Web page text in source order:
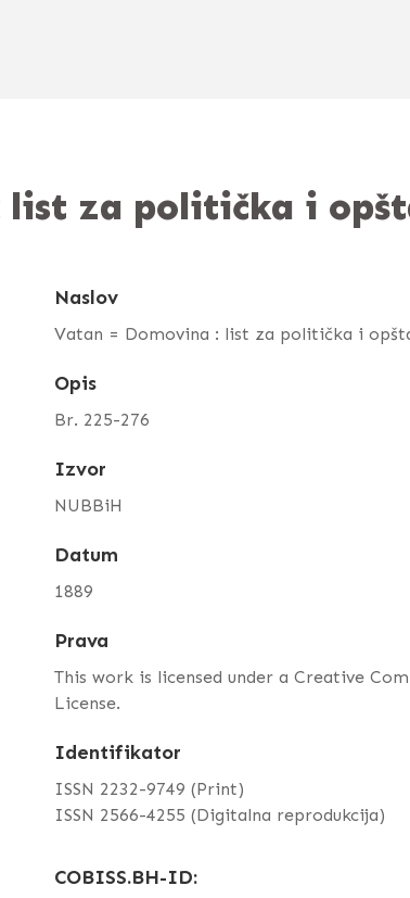
list za politička i
Naslov
Vatan = Domovina : list za politička i
Opis
Br. 225-276
Izvor
NUBBiH
Datum
1889
Prava
This work is licensed under a Creative
License.
Identifikator
ISSN 2232-9749 (Print)
ISSN 2566-4255 (Digitalna reprodukcija)
COBISS.BH-ID: